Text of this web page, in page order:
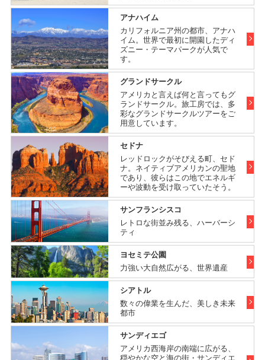
アナハイム
カリフォルニア州の都市、アナハ
イム。世界で最初に開園したディ
ズニー・テーマパークが人気で
す。
グランドサークル
アメリカと言えば何と言ってもグ
ランドサークル。旅工房では、多
彩なグランドサークルツアーをご
用意しています。
セドナ
レッドロックがそびえる町、セド
ナ。ネイティブアメリカンの聖地
であり、彼らはこの地でエネルギ
ーや波動を受け取っていたそう。
サンフランシスコ
レトロな街並み残る、ハーバーシ
ティ
ヨセミテ公園
力強い大自然広がる、世界遺産
シアトル
数々の偉業を生んだ、美しき未来
都市
サンディエゴ
アメリカ西海岸の南端に広がる、
穏やかな空と海の街・サンディエ